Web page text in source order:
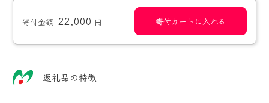
寄付金額 22,000 円 寄付カートに入れる
返礼品の特徴